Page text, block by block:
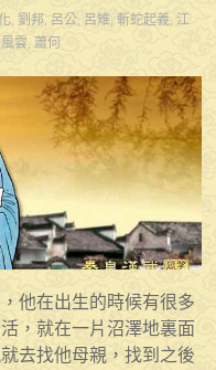
劉邦 呂公 呂雉 ,斬蛇起義 江
雲 蕭何
他在出生的時候有很多
，就在一片沼澤地裏面
去找他母親，找到之後